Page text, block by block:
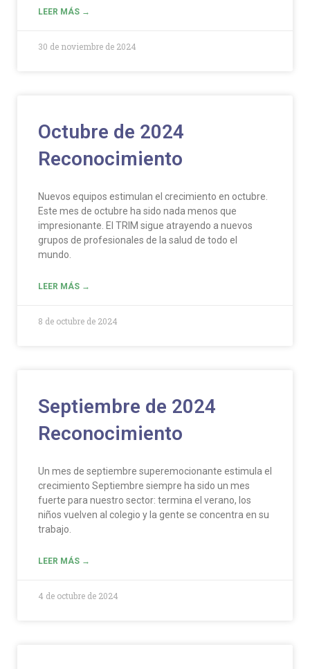
LEER MÁS →
30 de noviembre de 2024
Octubre de 2024
Reconocimiento
Nuevos equipos estimulan el crecimiento en octubre.
Este mes de octubre ha sido nada menos que
impresionante. El TRIM sigue atrayendo a nuevos
grupos de profesionales de la salud de todo el
mundo.
LEER MÁS →
8 de octubre de 2024
Septiembre de 2024
Reconocimiento
Un mes de septiembre superemocionante estimula el
crecimiento Septiembre siempre ha sido un mes
fuerte para nuestro sector: termina el verano, los
niños vuelven al colegio y la gente se concentra en su
trabajo.
LEER MÁS →
4 de octubre de 2024